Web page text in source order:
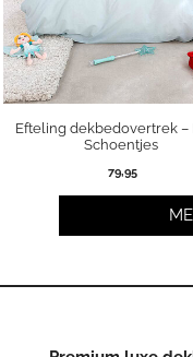
Efteling dekbedovertrek –
Schoentjes
79,95